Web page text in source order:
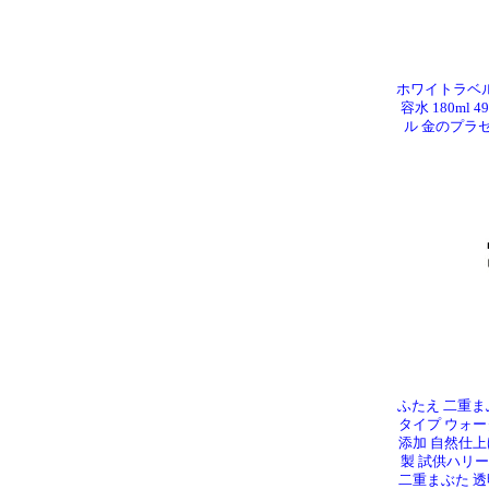
ホワイトラベ
容水 180ml
ル 金のプラ
ふたえ 二重
タイプ ウォ
添加 自然仕
製 試供ハリ
二重まぶた